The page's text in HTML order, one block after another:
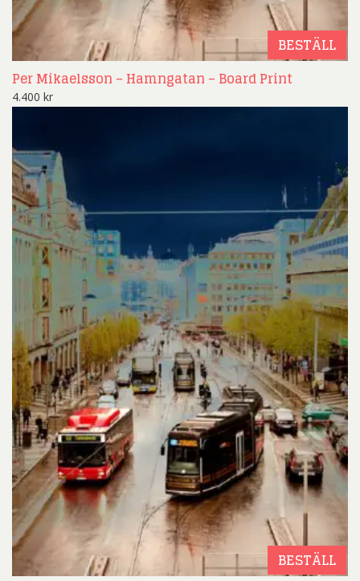
BESTÄLL
Per Mikaelsson – Hamngatan – Board Print
4.400 kr
BESTÄLL